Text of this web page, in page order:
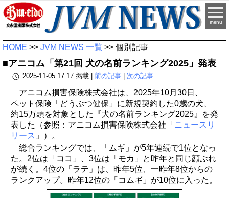
menu
HOME >> JVM NEWS 一覧 >> 個別記事
■アニコム「第21回 犬の名前ランキング2025」発表
2025-11-05 17:17 掲載 | 前の記事| 次の記事
アニコム損害保険株式会社は、2025年10月30日、
ペット保険「どうぶつ健保」に新規契約した0歳の犬、
約15万頭を対象とした『犬の名前ランキング2025』を発
表した（参照：アニコム損害保険株式会社「 ニュースリ
リース 」）。
総合ランキングでは、「ムギ」が5年連続で1位となっ
た。2位は「ココ」、3位は「モカ」と昨年と同じ顔ぶれ
が続く。4位の「ラテ」は、昨年5位、一昨年8位からの
ランクアップ。昨年12位の「コムギ」が10位に入った。